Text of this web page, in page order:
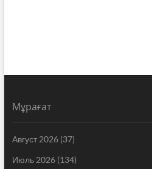
Мұрағат
Август 2026(37)
Июль 2026(134)